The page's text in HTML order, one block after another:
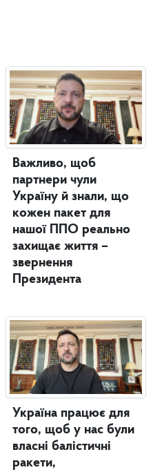
Важливо, щоб
партнери чули
Україну й знали, що
кожен пакет для
нашої ППО реально
захищає життя –
звернення
Президента
Україна працює для
того, щоб у нас були
власні балістичні
ракети,